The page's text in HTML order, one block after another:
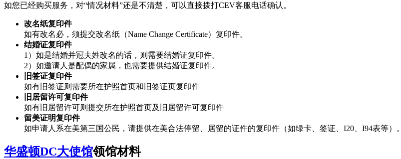
如您已经购买服务，对“情况材料”还是不清楚，可以直接拨打CEV客服电话确认。
改名纸复印件
如有改名必，须提交改名纸（Name Change Certificate）复印件。
结婚证复印件
1）如是结婚并冠夫姓改名的话，则需要结婚证复印件。
2）如邀请人是配偶的家属，也需要提供结婚证复印件。
旧签证复印件
如有旧签证则需要所在护照首页和旧签证页复印件
旧居留许可复印件
如有旧居留许可则提交所在护照首页及旧居留许可复印件
留美证明复印件
如申请人系在美第三国公民，请提供在美合法停留、居留的证件的复印件（如绿卡、签证、I20、I94表等）。
华盛顿DC大使馆领馆材料